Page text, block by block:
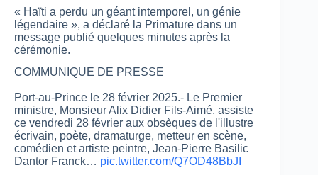
« Haïti a perdu un géant intemporel, un génie
légendaire », a déclaré la Primature dans un
message publié quelques minutes après la
cérémonie.
COMMUNIQUE DE PRESSE
Port-au-Prince le 28 février 2025.- Le Premier
ministre, Monsieur Alix Didier Fils-Aimé, assiste
ce vendredi 28 février aux obsèques de l'illustre
écrivain, poète, dramaturge, metteur en scène,
comédien et artiste peintre, Jean-Pierre Basilic
Dantor Franck… pic.twitter.com/Q7OD48BbJI